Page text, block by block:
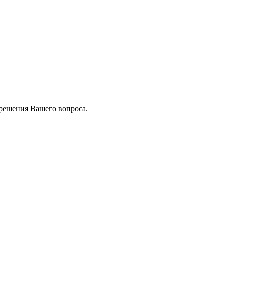
Вашего вопроса.